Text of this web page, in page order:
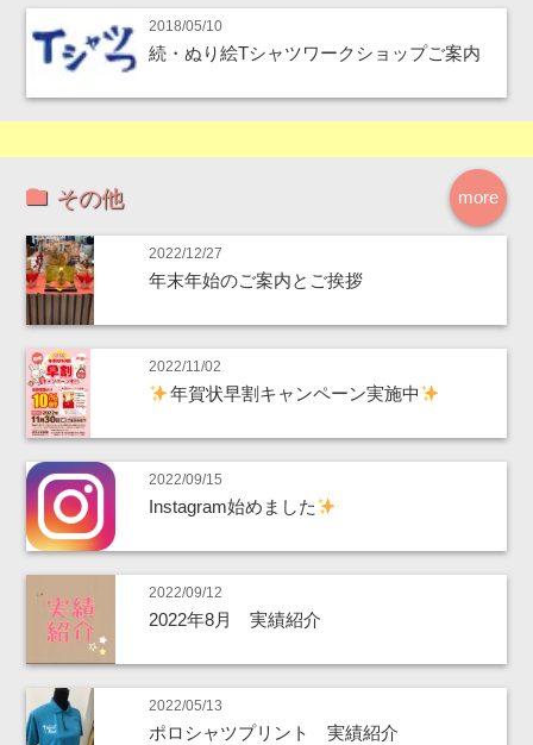
2018/05/10
続・ぬり絵Tシャツワークショップご案内
more
その他
2022/12/27
年末年始のご案内とご挨拶
2022/11/02
年賀状早割キャンペーン実施中
2022/09/15
Instagram始めました
2022/09/12
2022年8月 実績紹介
2022/05/13
ポロシャツプリント 実績紹介